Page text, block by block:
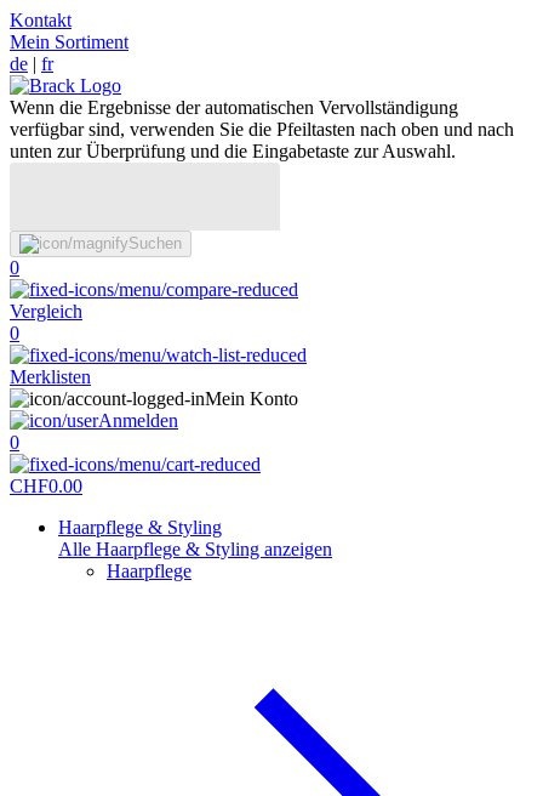
Kontakt
Mein Sortiment
de | fr
Wenn die Ergebnisse der automatischen Vervollständigung
verfügbar sind, verwenden Sie die Pfeiltasten nach oben und nach
unten zur Überprüfung und die Eingabetaste zur Auswahl.
Suchen
0
Vergleich
0
Merklisten
Mein Konto
Anmelden
0
CHF0.00
Haarpflege & Styling
Alle Haarpflege & Styling anzeigen
Haarpflege